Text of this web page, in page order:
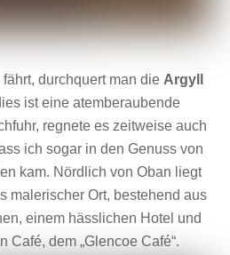
durchquert man die Argyll
ist eine atemberaubende
regnete es zeitweise auch
ich sogar in den Genuss von
kam. Nördlich von Oban liegt
malerischer Ort, bestehend aus
einem hässlichen Hotel und
Café, dem „Glencoe Café“.